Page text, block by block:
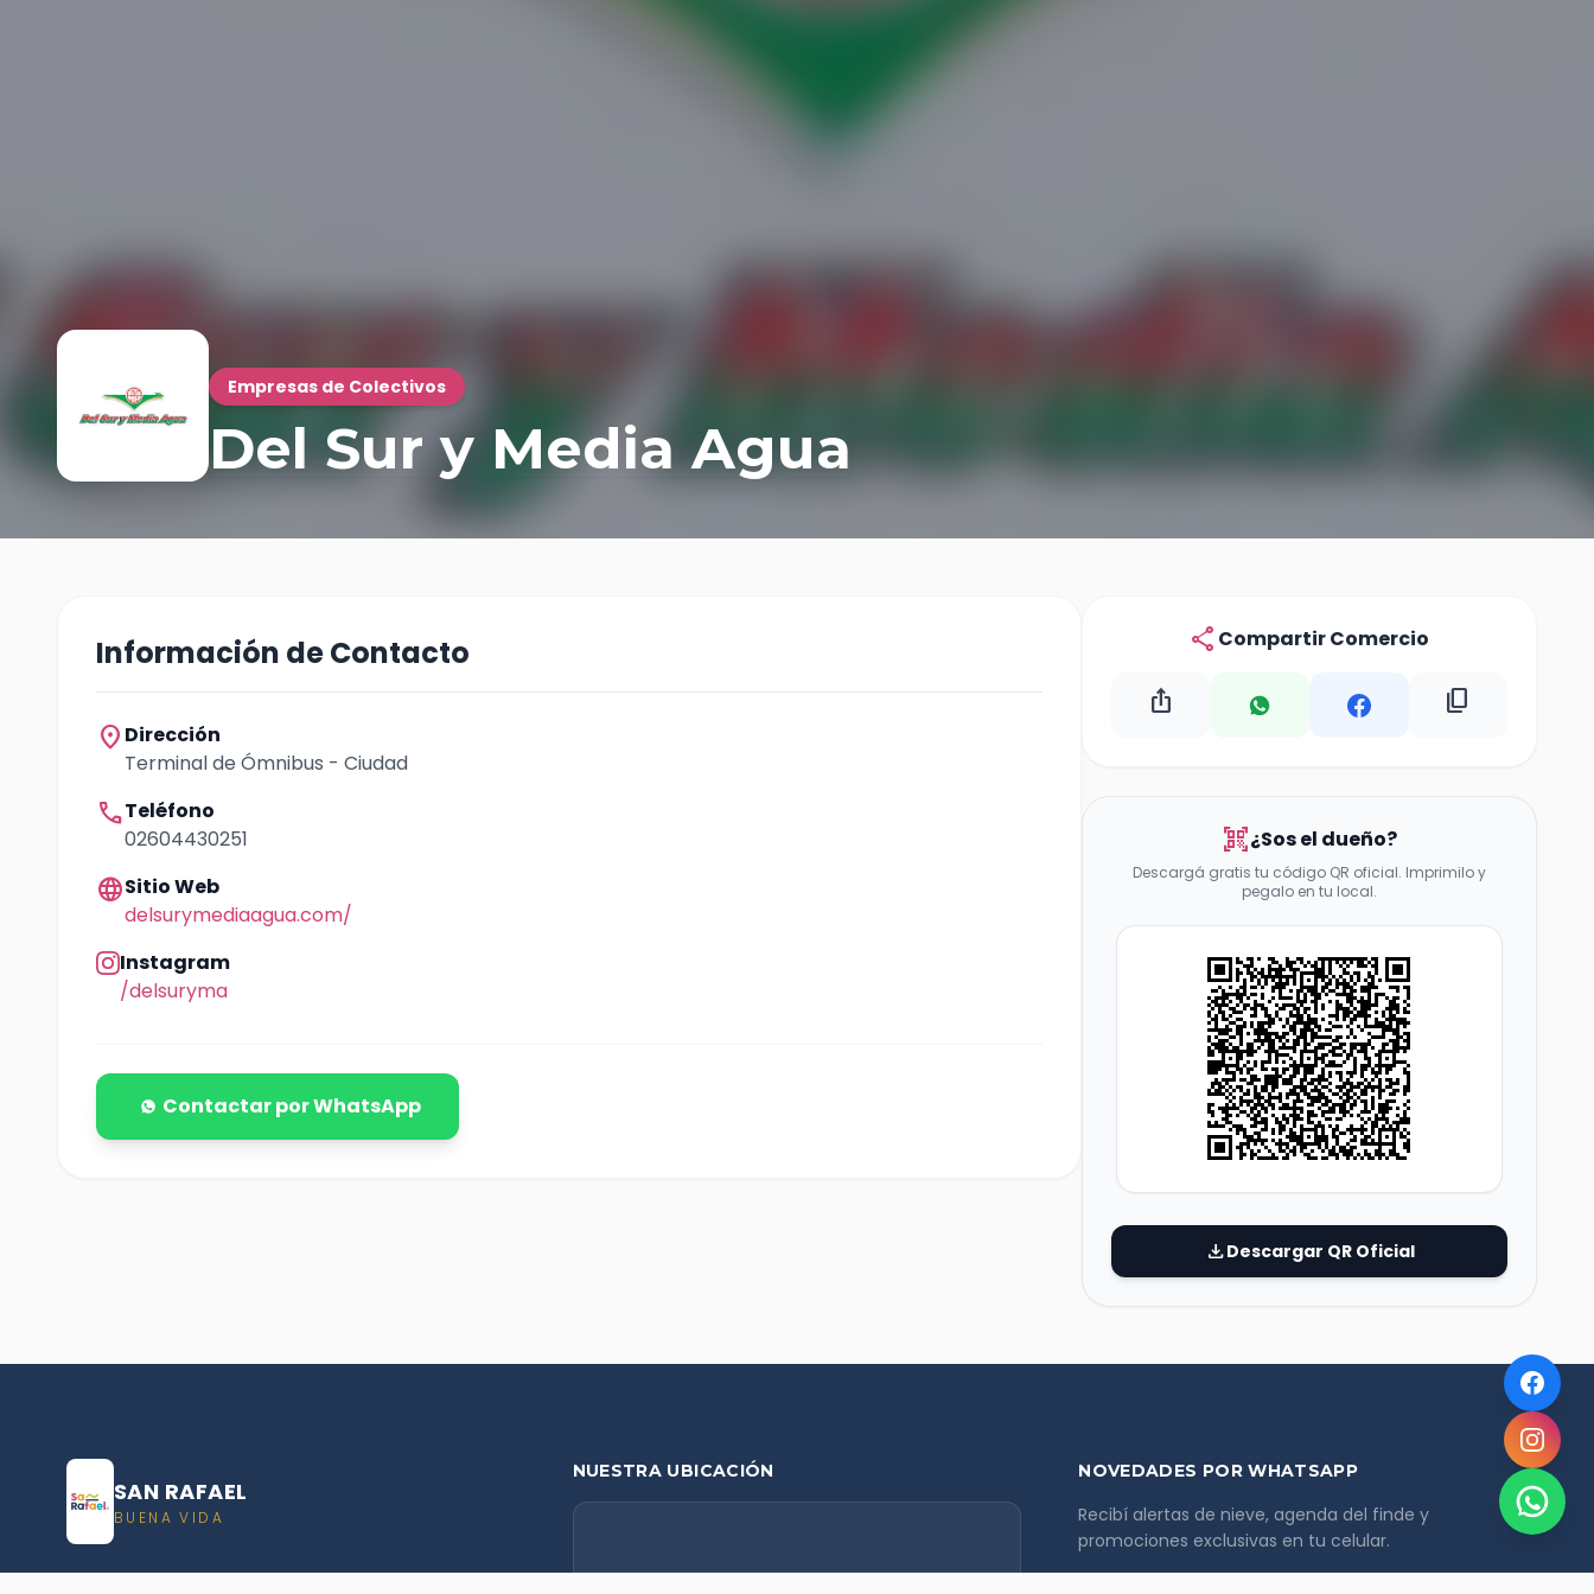
Empresas de Colectivos
Del Sur y Media Agua
Información de Contacto
location_on Dirección
Terminal de Ómnibus - Ciudad
callTeléfono
02604430251
languageSitio Web
delsurymediaagua.com/
Instagram
/delsuryma
Contactar por WhatsApp
share Compartir Comercio
ios_share content_copy
qr_code_scanner¿Sos el dueño?
Descargá gratis tu código QR oficial. Imprimilo y
pegalo en tu local.
downloadDescargar QR Oficial
SAN RAFAEL
BUENA VIDA
NUESTRA UBICACIÓN NOVEDADES POR WHATSAPP
Recibí alertas de nieve, agenda del finde y
promociones exclusivas en tu celular.